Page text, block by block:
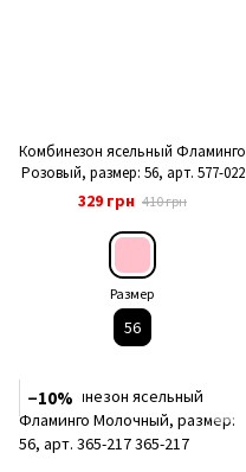
Комбинезон ясельный Фламинго
Розовый, размер: 56, арт. 577-022
329 грн 410 грн
Размер
56
−10%